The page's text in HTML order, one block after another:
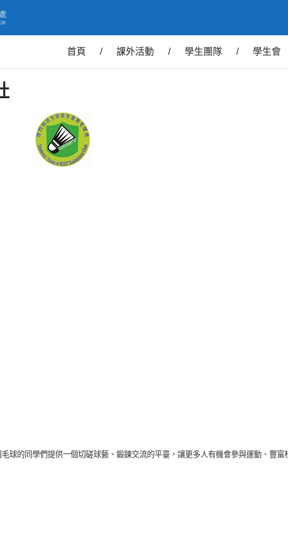
首頁 / 課外活動 / 學生團隊 / 學生會
球的同學們提供一個切磋球藝、鍛鍊交流的平臺，讓更多人有機會參與運動、豐富